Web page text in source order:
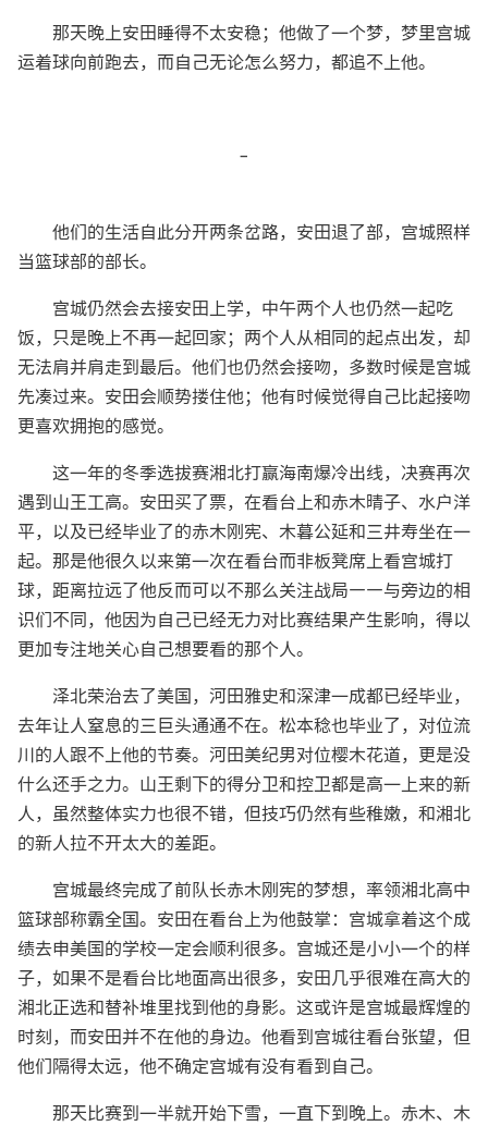
那天晚上安田睡得不太安稳；他做了一个梦，梦里宫城
运着球向前跑去，而自己无论怎么努力，都追不上他。
-
他们的生活自此分开两条岔路，安田退了部，宫城照样
当篮球部的部长。
宫城仍然会去接安田上学，中午两个人也仍然一起吃
饭，只是晚上不再一起回家；两个人从相同的起点出发，却
无法肩并肩走到最后。他们也仍然会接吻，多数时候是宫城
先凑过来。安田会顺势搂住他；他有时候觉得自己比起接吻
更喜欢拥抱的感觉。
这一年的冬季选拔赛湘北打赢海南爆冷出线，决赛再次
遇到山王工高。安田买了票，在看台上和赤木晴子、水户洋
平，以及已经毕业了的赤木刚宪、木暮公延和三井寿坐在一
起。那是他很久以来第一次在看台而非板凳席上看宫城打
球，距离拉远了他反而可以不那么关注战局——与旁边的相
识们不同，他因为自己已经无力对比赛结果产生影响，得以
更加专注地关心自己想要看的那个人。
泽北荣治去了美国，河田雅史和深津一成都已经毕业，
去年让人窒息的三巨头通通不在。松本稔也毕业了，对位流
川的人跟不上他的节奏。河田美纪男对位樱木花道，更是没
什么还手之力。山王剩下的得分卫和控卫都是高一上来的新
人，虽然整体实力也很不错，但技巧仍然有些稚嫩，和湘北
的新人拉不开太大的差距。
宫城最终完成了前队长赤木刚宪的梦想，率领湘北高中
篮球部称霸全国。安田在看台上为他鼓掌：宫城拿着这个成
绩去申美国的学校一定会顺利很多。宫城还是小小一个的样
子，如果不是看台比地面高出很多，安田几乎很难在高大的
湘北正选和替补堆里找到他的身影。这或许是宫城最辉煌的
时刻，而安田并不在他的身边。他看到宫城往看台张望，但
他们隔得太远，他不确定宫城有没有看到自己。
那天比赛到一半就开始下雪，一直下到晚上。赤木、木